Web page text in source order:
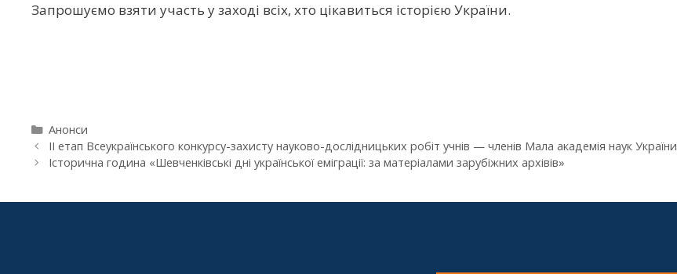
Запрошуємо взяти участь у заході всіх, хто цікавиться історією України.
Анонси
ІІ етап Всеукраїнського конкурсу-захисту науково-дослідницьких робіт учнів — членів Мала академія наук України
Історична година «Шевченківські дні української еміграції: за матеріалами зарубіжних архівів»